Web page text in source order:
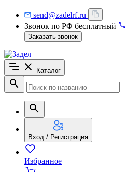
send@zadelrf.ru
Звонок по РФ бесплатный
Заказать звонок
Каталог
Вход / Регистрация
Избранное